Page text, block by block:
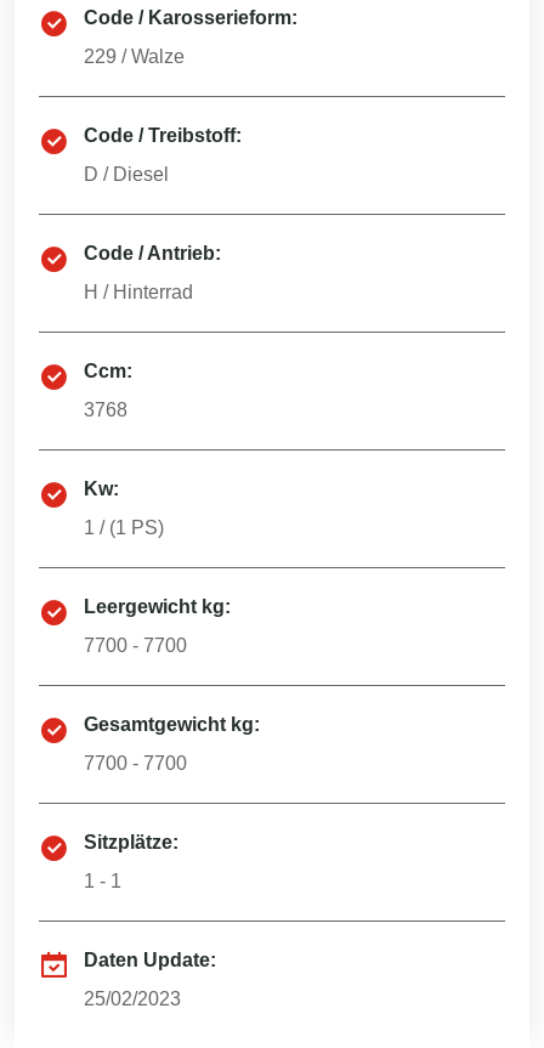
Code / Karosserieform:
229 /Walze
Code / Treibstoff:
D / Diesel
Code / Antrieb:
H / Hinterrad
Ccm:
3768
Kw:
1 / (1 PS)
Leergewicht kg:
7700 - 7700
Gesamtgewicht kg:
7700 - 7700
Sitzplätze:
1 - 1
Daten Update:
25/02/2023